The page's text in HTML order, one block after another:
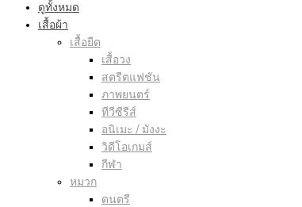
ดูทั้งหมด
เสื้อผ้า
เสื้อยืด
เสื้อวง
สตรีตแฟชัน
ภาพยนตร์
ทีวีซีรีส์
อนิเมะ / มังงะ
วิดีโอเกมส์
กีฬา
หมวก
ดนตรี